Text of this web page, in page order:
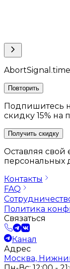
Повторить
Подпишитесь
скидку 15% на
Получить скидку
Оставляя свой
персональных
Контакты
FAQ
Политика
Связаться
Канал
Адрес
Москва,